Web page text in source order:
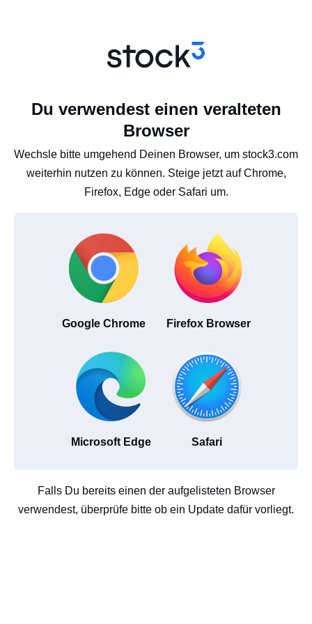
Du verwendest einen veralteten
Browser
Wechsle bitte umgehend Deinen Browser, um stock3.com
weiterhin nutzen zu können. Steige jetzt auf Chrome,
Firefox, Edge oder Safari um.
Google Chrome Firefox Browser
Microsoft Edge Safari
Falls Du bereits einen der aufgelisteten Browser
verwendest, überprüfe bitte ob ein Update dafür vorliegt.